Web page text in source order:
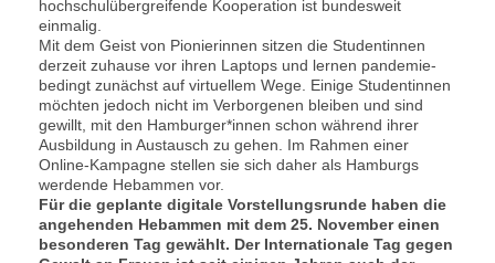
hochschulübergreifende Kooperation ist bundesweit
einmalig.
Mit dem Geist von Pionierinnen sitzen die Studentinnen
derzeit zuhause vor ihren Laptops und lernen pandemie-
bedingt zunächst auf virtuellem Wege. Einige Studentinnen
möchten jedoch nicht im Verborgenen bleiben und sind
gewillt, mit den Hamburger*innen schon während ihrer
Ausbildung in Austausch zu gehen. Im Rahmen einer
Online-Kampagne stellen sie sich daher als Hamburgs
werdende Hebammen vor.
Für die geplante digitale Vorstellungsrunde haben die
angehenden Hebammen mit dem 25. November einen
besonderen Tag gewählt. Der Internationale Tag gegen